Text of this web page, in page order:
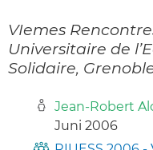
VIemes
Universitaire de
Solidaire,
Jean-Robert
Juni 2006